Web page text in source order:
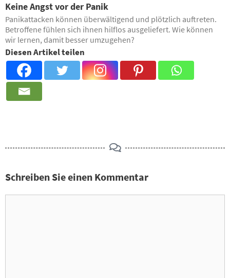
Keine Angst vor der Panik
Panikattacken können überwältigend und plötzlich auftreten.
Betroffene fühlen sich ihnen hilflos ausgeliefert. Wie können
wir lernen, damit besser umzugehen?
Diesen Artikel teilen
Schreiben Sie einen Kommentar